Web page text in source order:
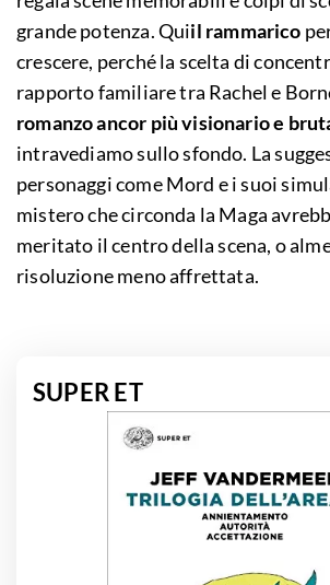
grande potenza. Quiil rammarico
crescere, perché la scelta di
rapporto familiare tra Rachel e
romanzo ancor più visionario e
intravediamo sullo sfondo. La
personaggi come Mord e i suoi
mistero che circonda la Maga
meritato il centro della scena, o
risoluzione meno affrettata.
SUPER ET